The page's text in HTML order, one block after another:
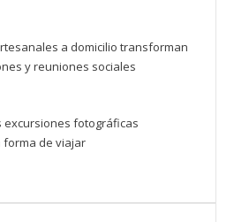
a domicilio transforman
y reuniones sociales
excursiones fotográficas
de viajar